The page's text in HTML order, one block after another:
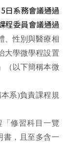
5日系務會議通過
程委員會議通過
、性別與醫療相
大學微學程設置
（以下簡稱本微
系)負責課程規
修習科目一覽
，
且至多含一